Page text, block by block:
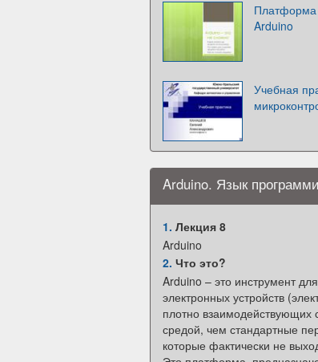
Платформа
Arduino
Учебная
Arduino. Язык
1. Лекция 8
Arduino
2. Что это?
Arduino – это инструмент
электронных устройств
плотно
средой, чем стандартные
которые фактически не